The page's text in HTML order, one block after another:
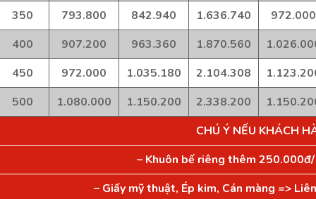
350
793.800 842.940 1.636.740
972.000
400
907.200 963.360 1.870.560
450
972.000 1.035.180 2.104.308
500
1.080.000 1.150.200 2.338.200
CHÚ Ý NẾU KHÁCH
– Khuôn bế riêng thêm
– Giấy mỹ thuật, Ép kim, Cán màng =>